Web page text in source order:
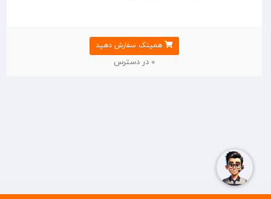
همینک سفارش دهید
0 در دسترس